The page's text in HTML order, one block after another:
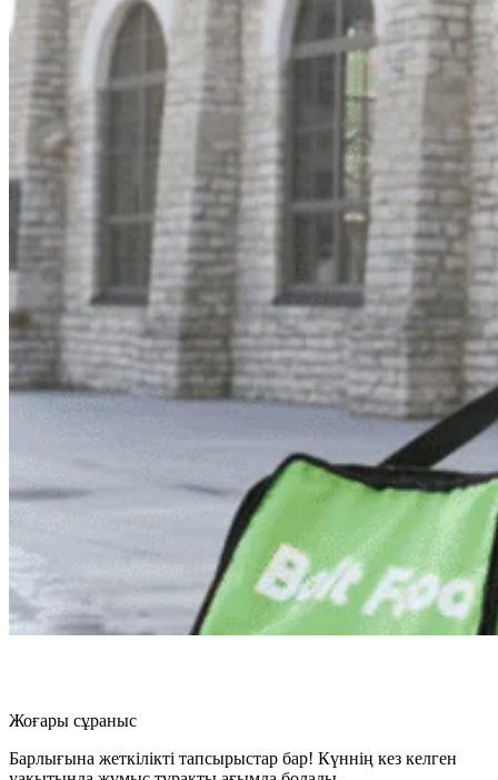
Жоғары сұраныс
Барлығына жеткілікті тапсырыстар бар! Күннің кез келген